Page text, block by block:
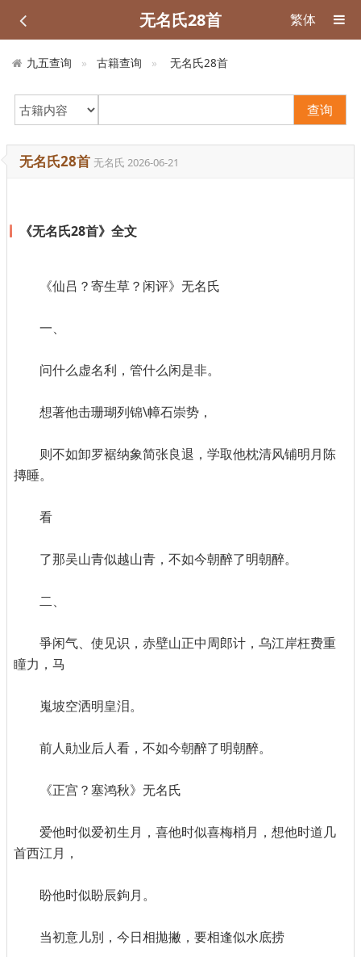
无名氏28首 繁体
九五查询 古籍查询 无名氏28首
查询
无名氏28首 无名氏 2026-06-21
《无名氏28首》全文
《仙吕？寄生草？闲评》无名氏
一、
问什么虚名利，管什么闲是非。
想著他击珊瑚列锦\幛石崇势，
则不如卸罗裾纳象简张良退，学取他枕清风铺明月陈
摶睡。
看
了那吴山青似越山青，不如今朝醉了明朝醉。
二、
爭闲气、使见识，赤壁山正中周郎计，乌江岸枉费重
瞳力，马
嵬坡空洒明皇泪。
前人勛业后人看，不如今朝醉了明朝醉。
《正宫？塞鸿秋》无名氏
爱他时似爱初生月，喜他时似喜梅梢月，想他时道几
首西江月，
盼他时似盼辰鉤月。
当初意儿別，今日相拋撇，要相逢似水底捞